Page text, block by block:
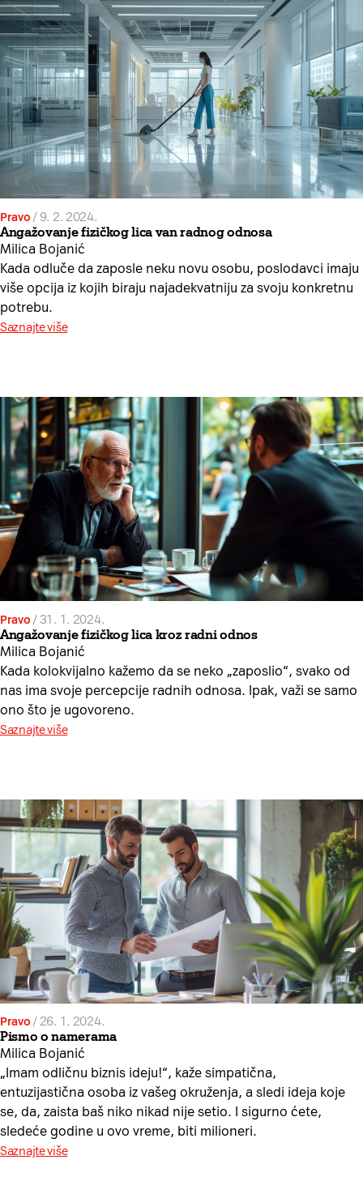
Pravo / 9. 2. 2024.
Angažovanje fizičkog lica van radnog odnosa
Milica Bojanić
Kada odluče da zaposle neku novu osobu, poslodavci imaju
više opcija iz kojih biraju najadekvatniju za svoju konkretnu
potrebu.
Saznajte više
Pravo / 31. 1. 2024.
Angažovanje fizičkog lica kroz radni odnos
Milica Bojanić
Kada kolokvijalno kažemo da se neko „zaposlio“, svako od
nas ima svoje percepcije radnih odnosa. Ipak, važi se samo
ono što je ugovoreno.
Saznajte više
Pravo /26. 1. 2024.
Pismo o namerama
Milica Bojanić
„Imam odličnu biznis ideju!“, kaže simpatična,
entuzijastična osoba iz vašeg okruženja, a sledi ideja koje
se, da, zaista baš niko nikad nije setio. I sigurno ćete,
sledeće godine u ovo vreme, biti milioneri.
Saznajte više